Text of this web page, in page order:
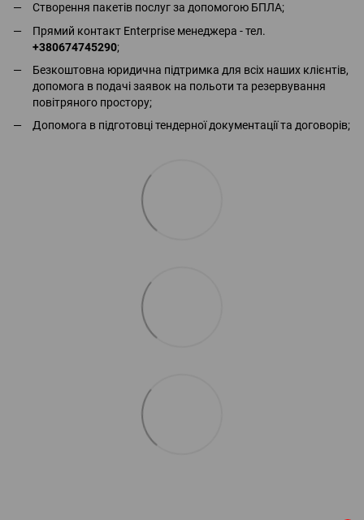
Створення пакетів послуг за допомогою БПЛА;
Прямий контакт Enterprise менеджера - тел.
+380674745290;
Безкоштовна юридична підтримка для всіх наших клієнтів,
допомога в подачі заявок на польоти та резервування
повітряного простору;
Допомога в підготовці тендерної документації та договорів;